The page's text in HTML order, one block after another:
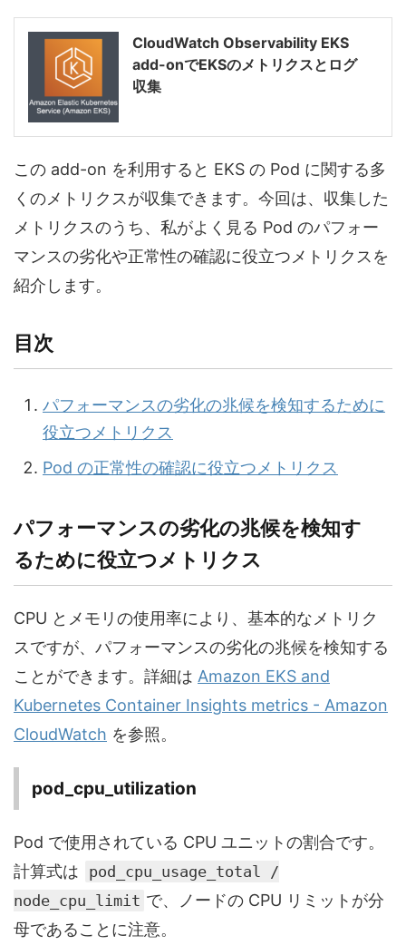
CloudWatch Observability EKS
add-onでEKSのメトリクスとログ
収集
この add-on を利用すると EKS の Pod に関する多
くのメトリクスが収集できます。今回は、収集した
メトリクスのうち、私がよく見る Pod のパフォー
マンスの劣化や正常性の確認に役立つメトリクスを
紹介します。
目次
パフォーマンスの劣化の兆候を検知するために
役立つメトリクス
Pod の正常性の確認に役立つメトリクス
パフォーマンスの劣化の兆候を検知す
るために役立つメトリクス
CPU とメモリの使用率により、基本的なメトリク
スですが、パフォーマンスの劣化の兆候を検知する
ことができます。詳細は Amazon EKS and
Kubernetes Container Insights metrics - Amazon
CloudWatch を参照。
pod_cpu_utilization
Pod で使用されている CPU ユニットの割合です。
計算式は
pod_cpu_usage_total /
node_cpu_limit で、ノードの CPU リミットが分
母であることに注意。